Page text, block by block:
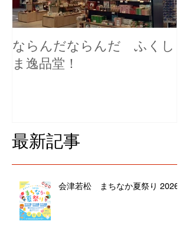
ならんだならんだ ふくし
ま逸品堂！
最新記事
会津若松 まちなか夏祭り 2026